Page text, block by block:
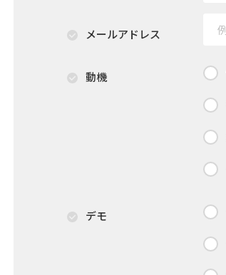
メールアドレス
動機
デモ